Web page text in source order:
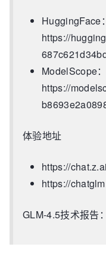
HuggingFace：
https://
ModelScope：
https://
体验地址
https://
https://
GLM-4.5技术报告